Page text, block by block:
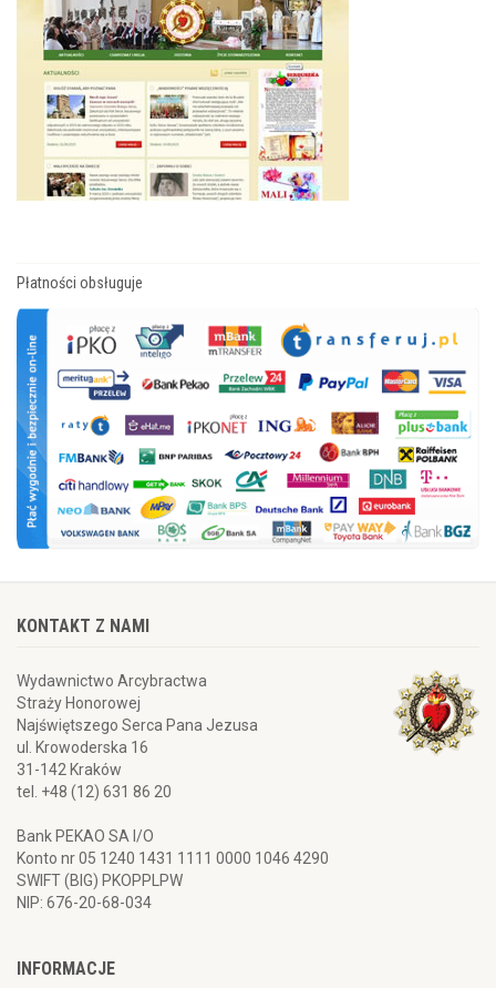
Płatności obsługuje
KONTAKT Z NAMI
Wydawnictwo Arcybractwa
Straży Honorowej
Najświętszego Serca Pana Jezusa
ul. Krowoderska 16
31-142 Kraków
tel. +48 (12) 631 86 20
Bank PEKAO SA I/O
Konto nr 05 1240 1431 1111 0000 1046 4290
SWIFT (BIG) PKOPPLPW
NIP: 676-20-68-034
INFORMACJE